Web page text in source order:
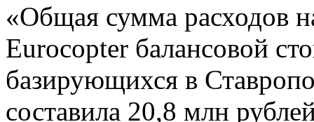
«Общая сумма расходов
Eurocopter балансовой
базирующихся в
составила 20,8 млн